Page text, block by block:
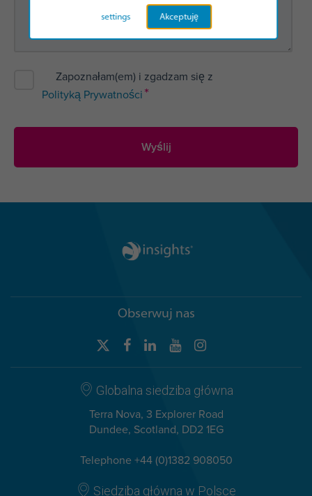
Zapoznałam(em) i zgadzam się z
Polityką Prywatności*
Obserwuj nas
Globalna siedziba główna
Terra Nova, 3 Explorer Road
Dundee, Scotland, DD2 1EG
Telephone +44 (0)1382 908050
Siedziba główna w Polsce
Akceptuję
settings